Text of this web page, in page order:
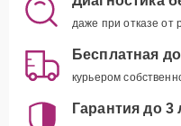
даже при отказе от
Бесплатная
курьером
Гарантия до 3